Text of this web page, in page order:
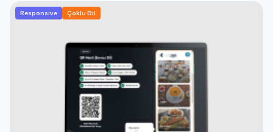
Responsive Çoklu Dil